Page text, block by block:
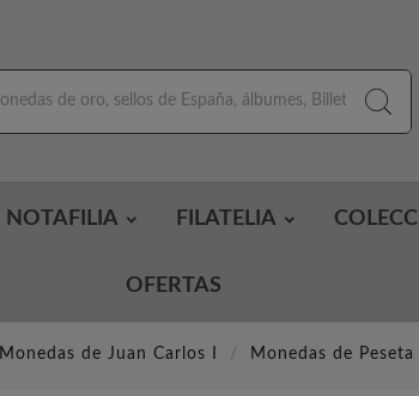
NOTAFILIA FILATELIA
OFERTAS
Monedas de Juan Carlos I Monedas de